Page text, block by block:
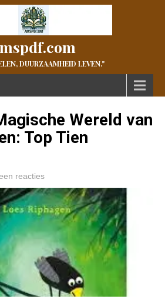
DUURZAAMHEID LEVEN."
Wereld van
Top Tien
reacties